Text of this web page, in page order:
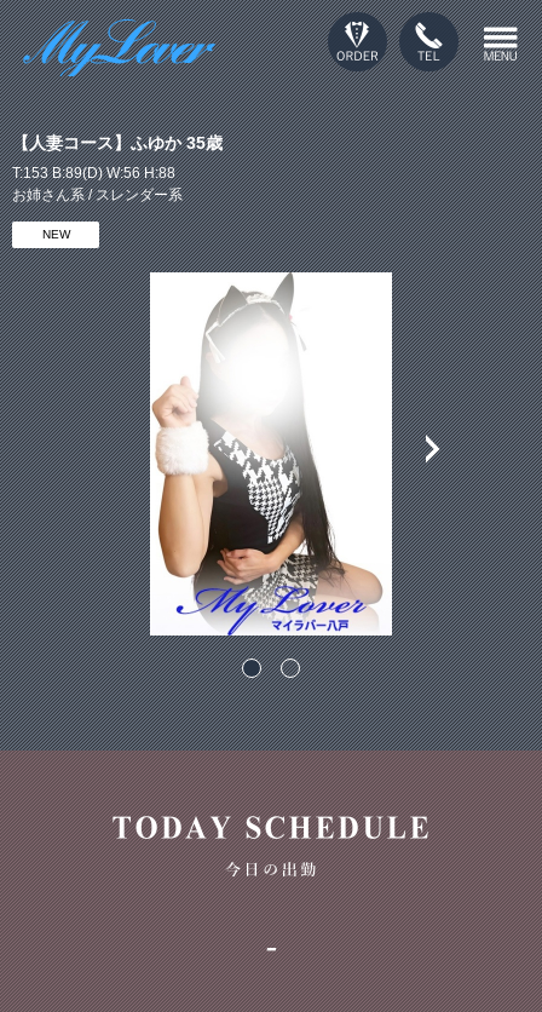
【人妻コース】ふゆか 35歳
T:153 B:89(D) W:56 H:88
お姉さん系 / スレンダー系
NEW
-